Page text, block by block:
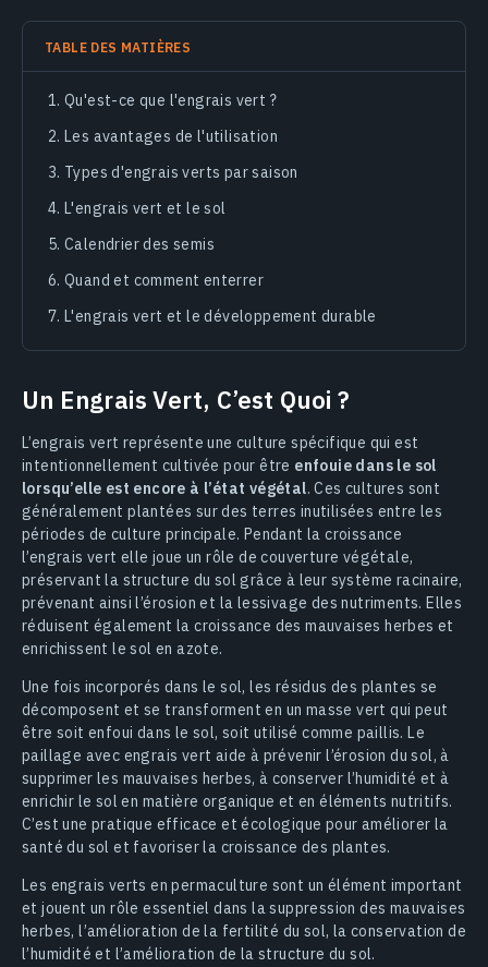
TABLE DES MATIÈRES
Qu'est-ce que l'engrais vert ?
Les avantages de l'utilisation
Types d'engrais verts par saison
L'engrais vert et le sol
Calendrier des semis
Quand et comment enterrer
L'engrais vert et le développement durable
Un Engrais Vert, C’est Quoi ?
L’engrais vert représente une culture spécifique qui est
intentionnellement cultivée pour être enfouie dans le sol
lorsqu’elle est encore à l’état végétal. Ces cultures sont
généralement plantées sur des terres inutilisées entre les
périodes de culture principale. Pendant la croissance
l’engrais vert elle joue un rôle de couverture végétale,
préservant la structure du sol grâce à leur système racinaire,
prévenant ainsi l’érosion et la lessivage des nutriments. Elles
réduisent également la croissance des mauvaises herbes et
enrichissent le sol en azote.
Une fois incorporés dans le sol, les résidus des plantes se
décomposent et se transforment en un masse vert qui peut
être soit enfoui dans le sol, soit utilisé comme paillis. Le
paillage avec engrais vert aide à prévenir l’érosion du sol, à
supprimer les mauvaises herbes, à conserver l’humidité et à
enrichir le sol en matière organique et en éléments nutritifs.
C’est une pratique efficace et écologique pour améliorer la
santé du sol et favoriser la croissance des plantes.
Les engrais verts en permaculture sont un élément important
et jouent un rôle essentiel dans la suppression des mauvaises
herbes, l’amélioration de la fertilité du sol, la conservation de
l’humidité et l’amélioration de la structure du sol.